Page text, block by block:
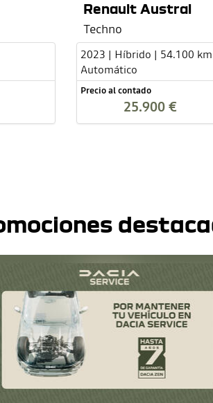
Renault Austral
Techno
2023 | Híbrido | 54.100
Automático
Precio al contado
25.900 €